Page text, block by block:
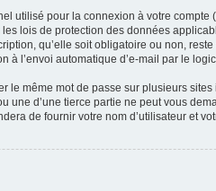
utilisé pour la connexion à votre compte
lois de protection des données
qu’elle soit obligatoire ou non,
à l’envoi automatique d’e-mail par le
même mot de passe sur plusieurs
d’une tierce partie ne peut vous
de fournir votre nom d’utilisateur et